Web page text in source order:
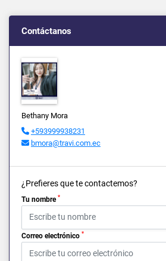
Contáctanos
Bethany Mora
+593999938231
bmora@travi.com.ec
¿Prefieres que te contactemos?
Tu nombre *
Correo electrónico *